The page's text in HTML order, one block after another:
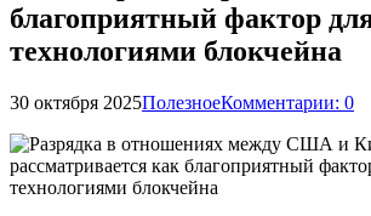
благоприятный фактор
технологиями блокчейна
30 октября 2025ПолезноеКомментарии: 0